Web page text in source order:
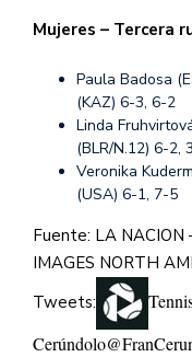
Mujeres – Tercera
Paula Badosa
(KAZ) 6-3, 6-2
Linda
(BLR/N.12) 6-2,
Veronika
(USA) 6-1, 7-5
Fuente: LA NACION
IMAGES NORTH
Tweets:
Cerúndolo